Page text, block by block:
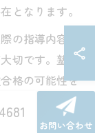
となります。
の指導内容や
切です。塾の
格の可能性を
お問い合わせ